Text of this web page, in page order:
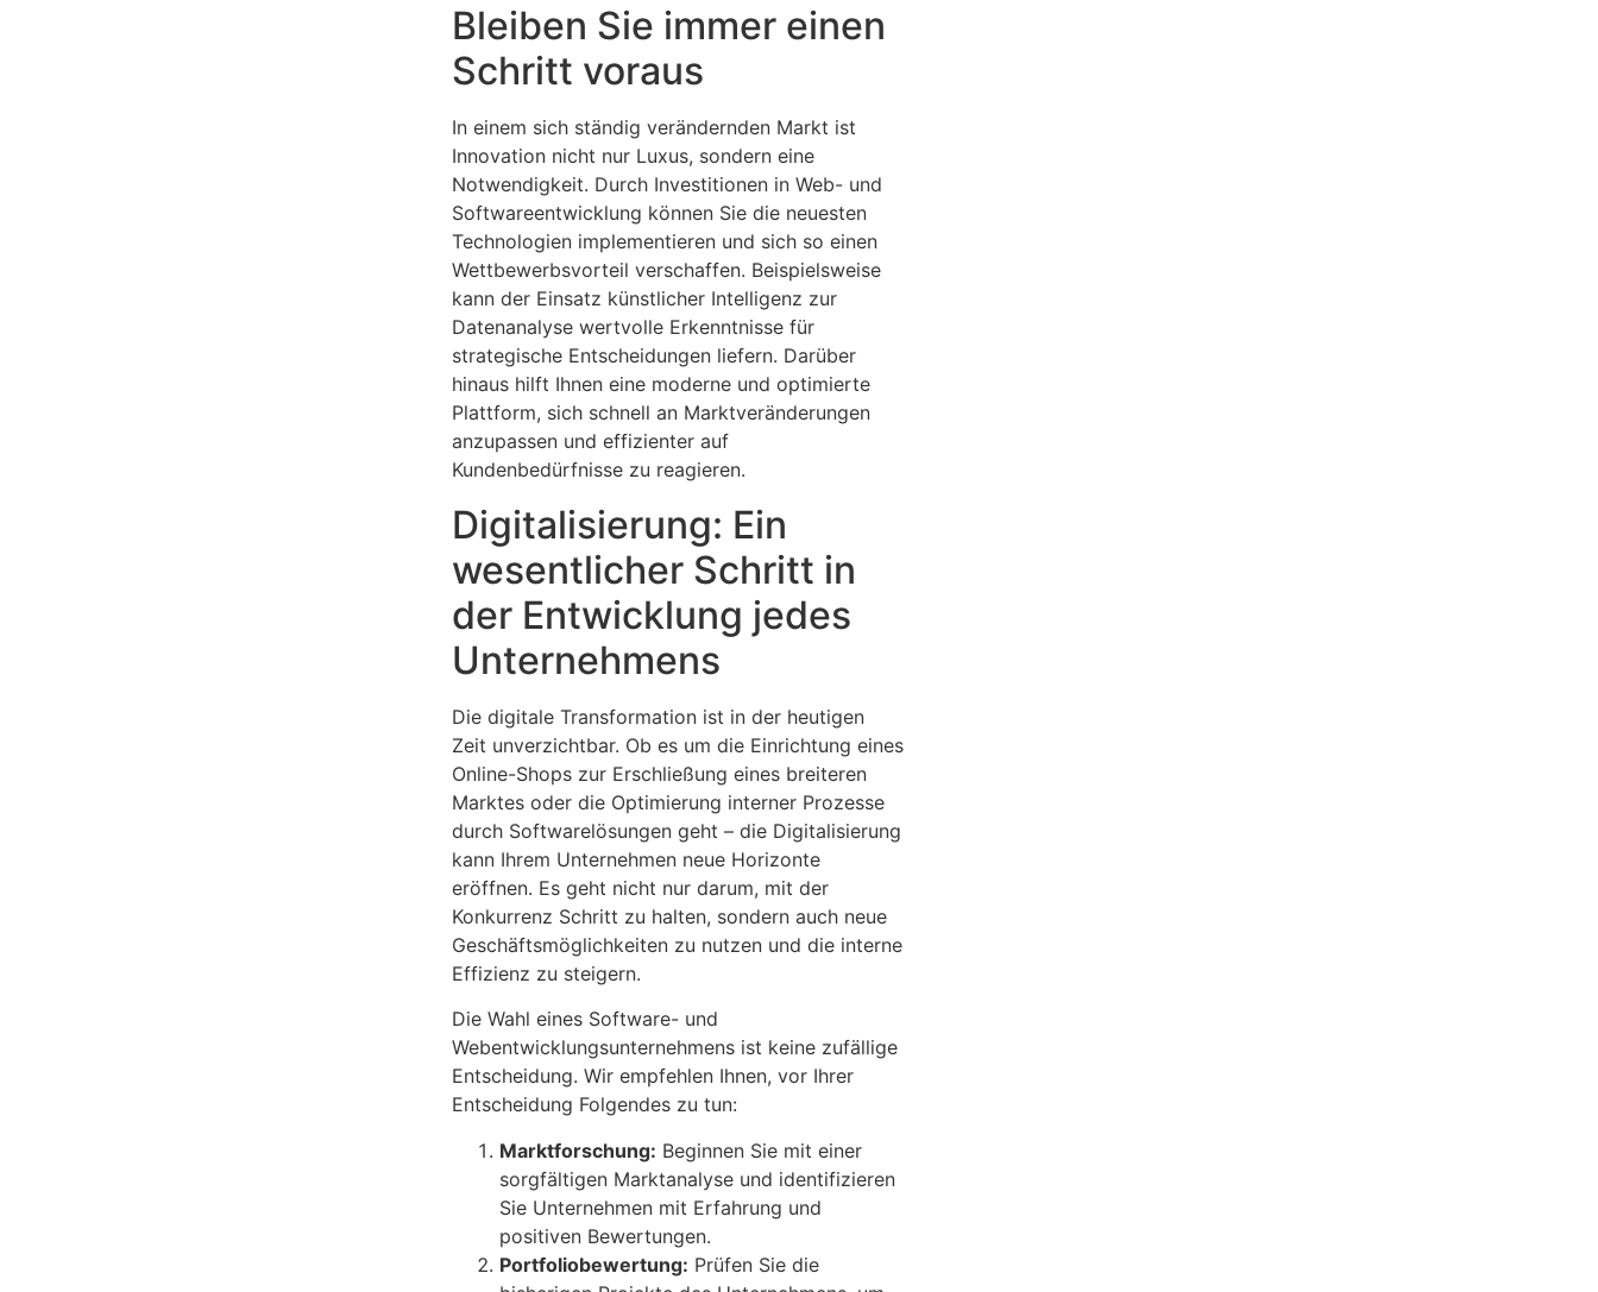
Bleiben Sie immer einen
Schritt voraus
In einem sich ständig verändernden Markt ist
Innovation nicht nur Luxus, sondern eine
Notwendigkeit. Durch Investitionen in Web- und
Softwareentwicklung können Sie die neuesten
Technologien implementieren und sich so einen
Wettbewerbsvorteil verschaffen. Beispielsweise
kann der Einsatz künstlicher Intelligenz zur
Datenanalyse wertvolle Erkenntnisse für
strategische Entscheidungen liefern. Darüber
hinaus hilft Ihnen eine moderne und optimierte
Plattform, sich schnell an Marktveränderungen
anzupassen und effizienter auf
Kundenbedürfnisse zu reagieren.
Digitalisierung: Ein
wesentlicher Schritt in
der Entwicklung jedes
Unternehmens
Die digitale Transformation ist in der heutigen
Zeit unverzichtbar. Ob es um die Einrichtung eines
Online-Shops zur Erschließung eines breiteren
Marktes oder die Optimierung interner Prozesse
durch Softwarelösungen geht – die Digitalisierung
kann Ihrem Unternehmen neue Horizonte
eröffnen. Es geht nicht nur darum, mit der
Konkurrenz Schritt zu halten, sondern auch neue
Geschäftsmöglichkeiten zu nutzen und die interne
Effizienz zu steigern.
Die Wahl eines Software- und
Webentwicklungsunternehmens ist keine zufällige
Entscheidung. Wir empfehlen Ihnen, vor Ihrer
Entscheidung Folgendes zu tun:
Marktforschung: Beginnen Sie mit einer
sorgfältigen Marktanalyse und identifizieren
Sie Unternehmen mit Erfahrung und
positiven Bewertungen.
Portfoliobewertung: Prüfen Sie die